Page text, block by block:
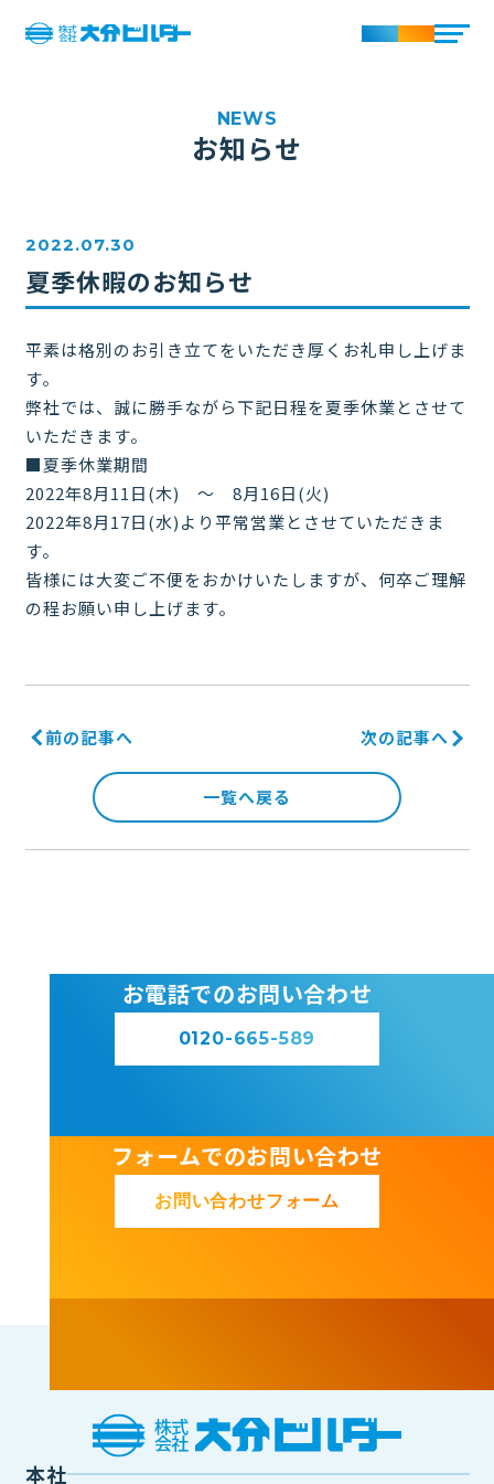
お知らせ
2022.07.30
夏季休暇のお知らせ
平素は格別のお引き立てをいただき厚くお礼申し上げま
す。
弊社では、誠に勝手ながら下記日程を夏季休業とさせて
いただきます。
■夏季休業期間
2022年8月11日(木) ～ 8月16日(火)
2022年8月17日(水)より平常営業とさせていただきま
す。
皆様には大変ご不便をおかけいたしますが、何卒ご理解
の程お願い申し上げます。
前の記事へ 次の記事へ
一覧へ戻る
お電話でのお問い合わせ
0120-665-589
フォームでのお問い合わせ
お問い合わせフォーム
本社